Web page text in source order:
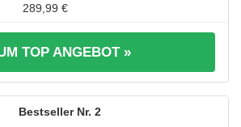
289,99 €
TOP ANGEBOT »
2